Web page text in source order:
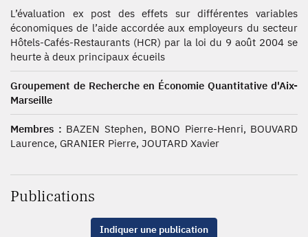
L’évaluation ex post des effets sur différentes variables
économiques de l’aide accordée aux employeurs du secteur
Hôtels-Cafés-Restaurants (HCR) par la loi du 9 août 2004 se
heurte à deux principaux écueils
Groupement de Recherche en Économie Quantitative d'Aix-
Marseille
Membres : BAZEN Stephen, BONO Pierre-Henri, BOUVARD
Laurence, GRANIER Pierre, JOUTARD Xavier
Publications
Indiquer une publication